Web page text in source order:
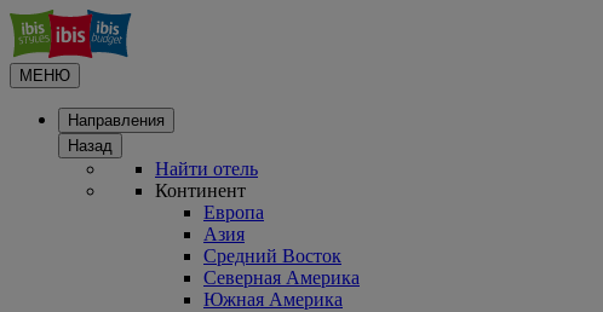
МЕНЮ
Направления
Назад
Найти отель
Континент
Европа
Азия
Средний Восток
Северная Америка
Южная Америка